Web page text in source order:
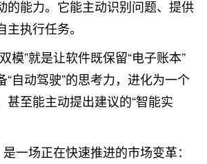
的能力。它能主动识别问题、提供
执行任务。
模”就是让软件既保留“电子账本”
“自动驾驶”的思考力，进化为一个
甚至能主动提出建议的“智能实
一场正在快速推进的市场变革：